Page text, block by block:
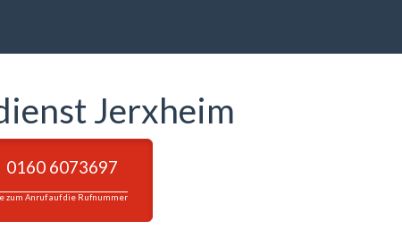
Jerxheim
0160 6073697
zum Anruf auf die Rufnummer